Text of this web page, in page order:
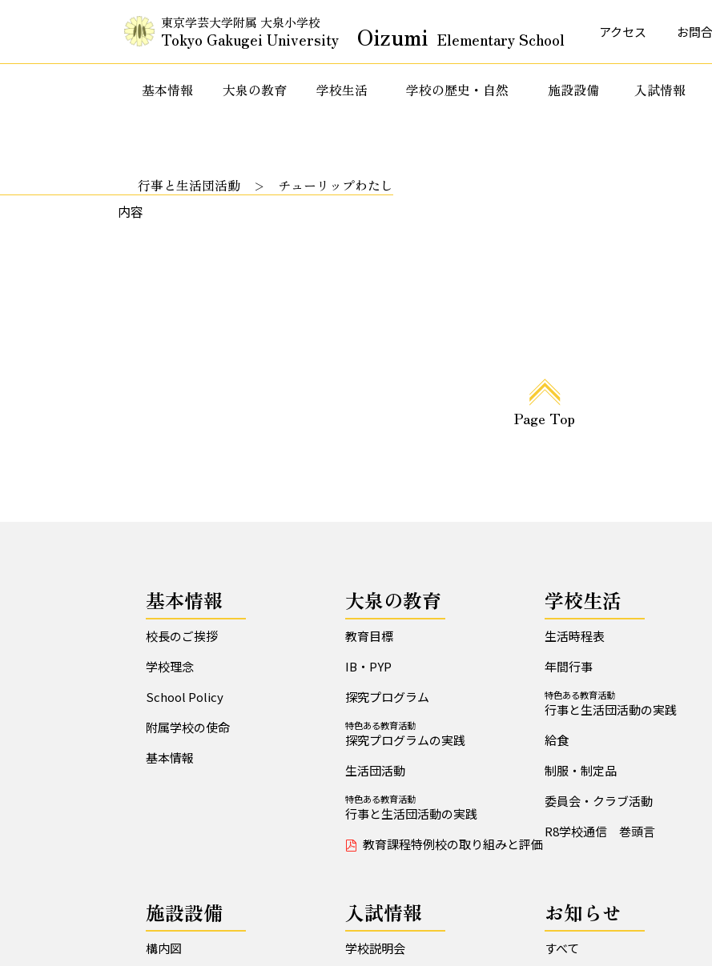
東京学芸大学附属 大泉小学校
Tokyo Gakugei University Oizumi Elementary School アクセス お問
基本情報 大泉の教育 学校生活 学校の歴史・自然 施設設備 入試情報
行事と生活団活動
チューリップわたし
内容
Page Top
基本情報
校長のご挨拶
学校理念
School Policy
附属学校の使命
基本情報
大泉の教育
教育目標
IB・PYP
探究プログラム
特色ある教育活動
探究プログラムの実践
生活団活動
特色ある教育活動
行事と生活団活動の実践
教育課程特例校の取り組みと評価
学校生活
生活時程表
年間行事
特色ある教育活動
行事と生活団活動の実践
給食
制服・制定品
委員会・クラブ活動
R8学校通信 巻頭言
施設設備
構内図
入試情報
学校説明会
お知らせ
すべて